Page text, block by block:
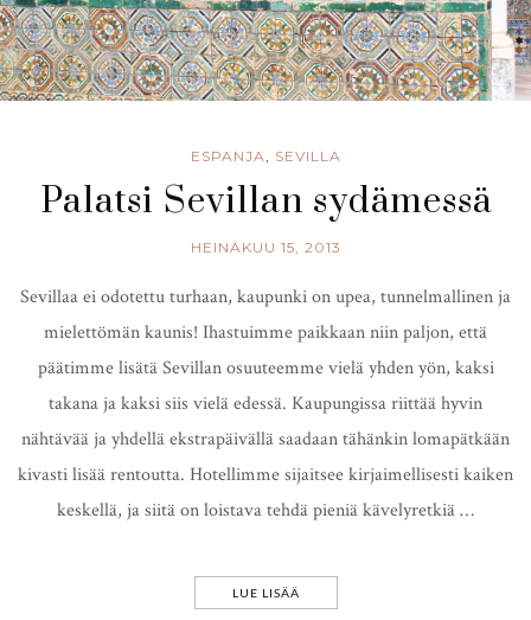
ESPANJA SEVILLA
Palatsi Sevillan sydämessä
HEINÄKUU 15, 2013
Sevillaa ei odotettu turhaan, kaupunki on upea, tunnelmallinen ja
mielettömän kaunis! Ihastuimme paikkaan niin paljon, että
päätimme lisätä Sevillan osuuteemme vielä yhden yön, kaksi
takana ja kaksi siis vielä edessä. Kaupungissa riittää hyvin
nähtävää ja yhdellä ekstrapäivällä saadaan tähänkin lomapätkään
kivasti lisää rentoutta. Hotellimme sijaitsee kirjaimellisesti kaiken
keskellä, ja siitä on loistava tehdä pieniä kävelyretkiä …
LUE LISÄÄ